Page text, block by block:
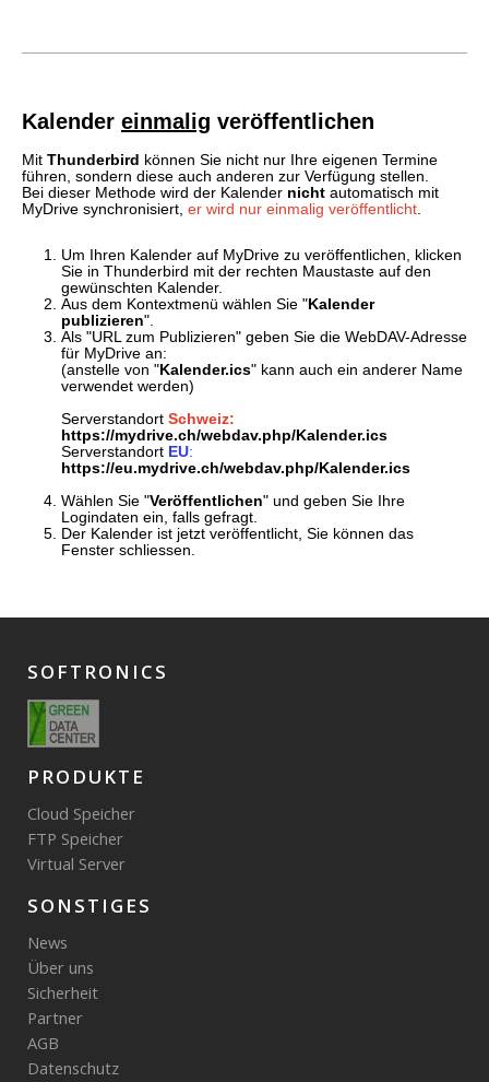
Kalender einmalig veröffentlichen
Mit Thunderbird können Sie nicht nur Ihre eigenen Termine
führen, sondern diese auch anderen zur Verfügung stellen.
Bei dieser Methode wird der Kalender nicht automatisch mit
MyDrive synchronisiert, er wird nur einmalig veröffentlicht
Um Ihren Kalender auf MyDrive zu veröffentlichen, klicken
Sie in Thunderbird mit der rechten Maustaste auf den
gewünschten Kalender.
Aus dem Kontextmenü wählen Sie "Kalender
publizieren".
Als "URL zum Publizieren" geben Sie die WebDAV-Adresse
für MyDrive an:
(anstelle von "Kalender.ics" kann auch ein anderer Name
verwendet werden)
Serverstandort Schweiz:
https://mydrive.ch/webdav.php/Kalender.ics
Serverstandort EU:
https://eu.mydrive.ch/webdav.php/Kalender.ics
Wählen Sie "Veröffentlichen" und geben Sie Ihre
Logindaten ein, falls gefragt.
Der Kalender ist jetzt veröffentlicht, Sie können das
Fenster schliessen.
SOFTRONICS
PRODUKTE
Cloud Speicher
FTP Speicher
Virtual Server
SONSTIGES
News
Über uns
Sicherheit
Partner
AGB
Datenschutz